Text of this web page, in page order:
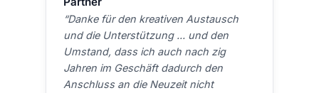
“Danke für den kreativen Austausch
und die Unterstützung ... und den
Umstand, dass ich auch nach zig
Jahren im Geschäft dadurch den
Anschluss an die Neuzeit nicht